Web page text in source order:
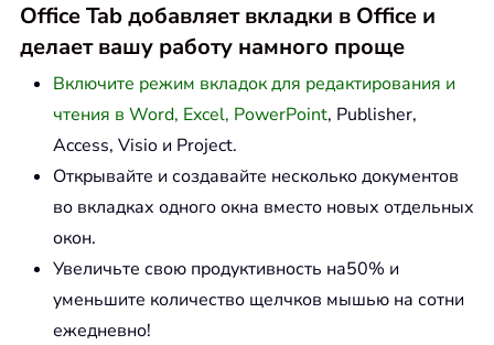
Office Tab добавляет вкладки в Office и
делает вашу работу намного проще
Включите режим вкладок для редактирования и
чтения в Word, Excel, PowerPoint, Publisher,
Access, Visio и Project.
Открывайте и создавайте несколько документов
во вкладках одного окна вместо новых отдельных
окон.
Увеличьте свою продуктивность на50% и
уменьшите количество щелчков мышью на сотни
ежедневно!